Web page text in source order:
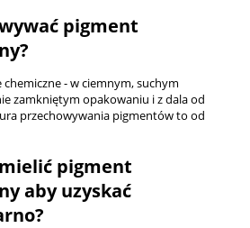
pigment
- w ciemnym, suchym
zamkniętym opakowaniu i z dala od
przechowywania pigmentów to od
pigment
aby uzyskać